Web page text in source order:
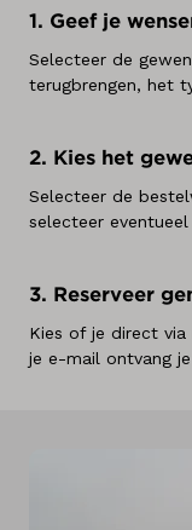
1. Geef je
Selecteer de
terugbrengen, het
2. Kies het
Selecteer de
selecteer
3. Reserveer
Kies of je direct via
je e-mail ontvang